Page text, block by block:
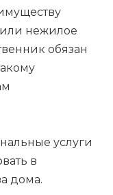
нежилое
обязан
услуги
в
дома.